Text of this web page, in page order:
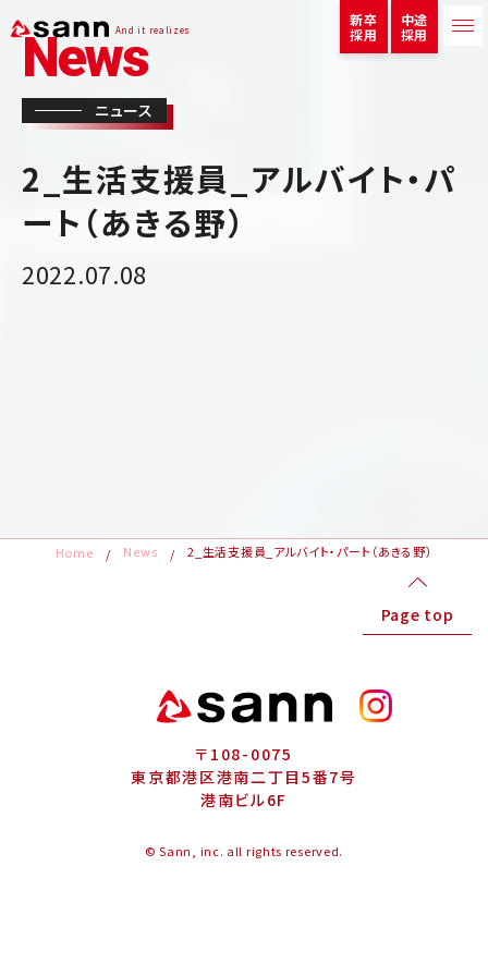
And it realizes
新卒
採用
中途
採用
News
ニュース
2_生活支援員_アルバイト・パ
ート（あきる野）
2022.07.08
Home News 2_生活支援員_アルバイト・パート（あきる野）
Page top
〒108-0075
東京都港区港南二丁目5番7号
港南ビル6F
© Sann, inc. all rights reserved.